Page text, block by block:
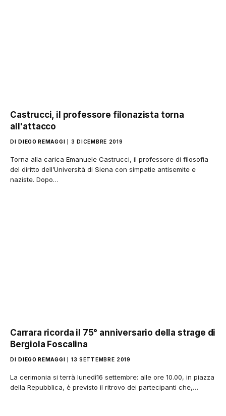
Castrucci, il professore filonazista torna
all'attacco
DI DIEGO REMAGGI 3 DICEMBRE 2019
Torna alla carica Emanuele Castrucci, il professore di filosofia
del diritto dell’Università di Siena con simpatie antisemite e
naziste. Dopo…
Carrara ricorda il 75° anniversario della strage di
Bergiola Foscalina
DI DIEGO REMAGGI 13 SETTEMBRE 2019
La cerimonia si terrà lunedì16 settembre: alle ore 10.00, in piazza
della Repubblica, è previsto il ritrovo dei partecipanti che,…